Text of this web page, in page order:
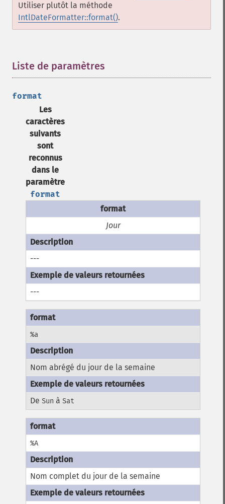
Utiliser plutôt la méthode
IntlDateFormatter::format().
Liste de paramètres
format
Les
caractères
suivants
sont
reconnus
dans le
paramètre
format
Jour
---
---
%a
Nom abrégé du jour de la semaine
DeSun àSat
%A
Nom complet du jour de la semaine